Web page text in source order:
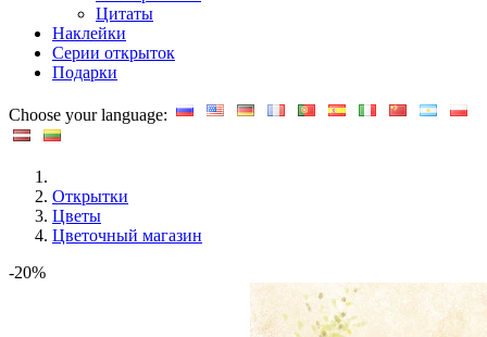
Цитаты
Наклейки
Серии открыток
Подарки
Choose your language:
Открытки
Цветы
Цветочный магазин
-20%